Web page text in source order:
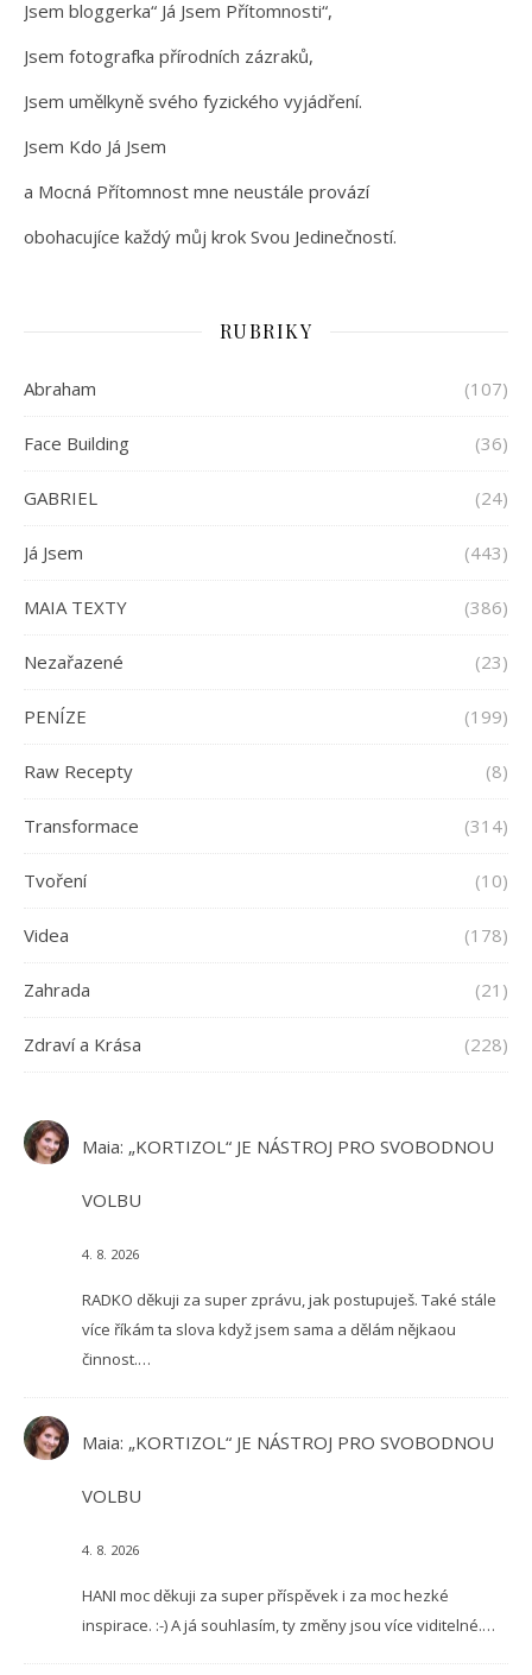
Jsem bloggerka“ Já Jsem Přítomnosti“,
Jsem fotografka přírodních zázraků,
Jsem umělkyně svého fyzického vyjádření.
Jsem Kdo Já Jsem
a Mocná Přítomnost mne neustále provází
obohacujíce každý můj krok Svou Jedinečností.
RUBRIKY
Abraham (107)
Face Building (36)
GABRIEL (24)
Já Jsem (443)
MAIA TEXTY (386)
Nezařazené (23)
PENÍZE (199)
Raw Recepty (8)
Transformace (314)
Tvoření (10)
Videa (178)
Zahrada (21)
Zdraví a Krása (228)
Maia: „KORTIZOL“ JE NÁSTROJ PRO SVOBODNOU
VOLBU
4. 8. 2026
RADKO děkuji za super zprávu, jak postupuješ. Také stále
více říkám ta slova když jsem sama a dělám nějkaou
činnost.…
Maia: „KORTIZOL“ JE NÁSTROJ PRO SVOBODNOU
VOLBU
4. 8. 2026
HANI moc děkuji za super příspěvek i za moc hezké
inspirace. :-) A já souhlasím, ty změny jsou více viditelné.…